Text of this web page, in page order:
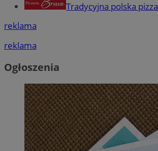
Tradycyjna polska pizza
reklama
reklama
Ogłoszenia